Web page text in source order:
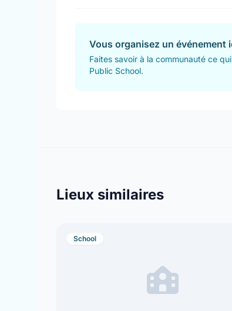
Vous organisez un événement
Faites savoir à la communauté ce
Public School.
Lieux similaires
School